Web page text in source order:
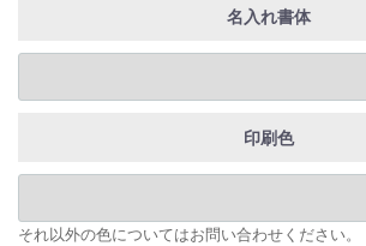
名入れ書体
印刷色
それ以外の色についてはお問い合わせください。